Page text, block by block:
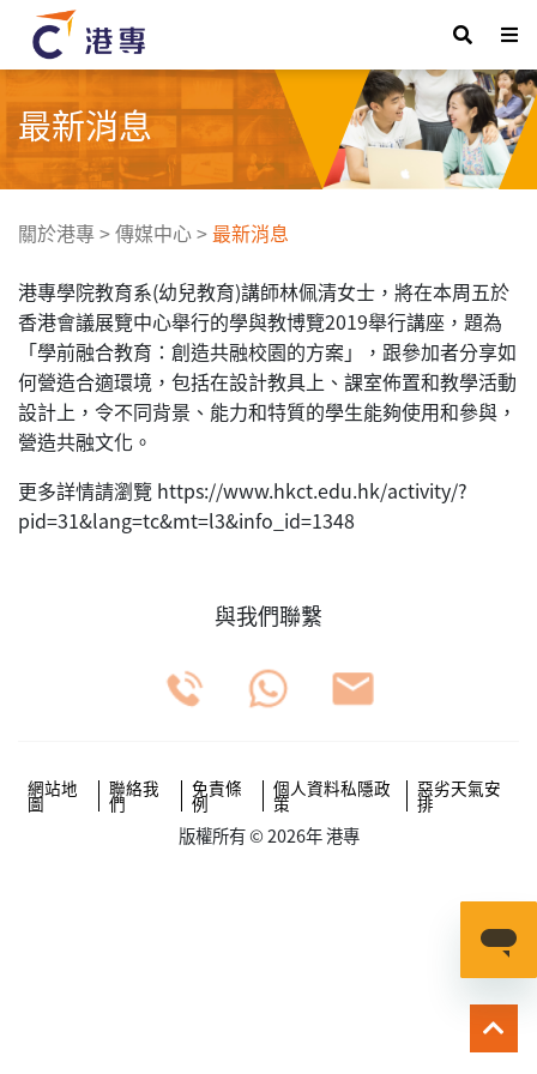
最新消息
關於港專>傳媒中心> 最新消息
港專學院教育系(幼兒教育)講師林佩清女士，將在本周五於
香港會議展覽中心舉行的學與教博覽2019舉行講座，題為
「學前融合教育：創造共融校園的方案」，跟參加者分享如
何營造合適環境，包括在設計教具上、課室佈置和教學活動
設計上，令不同背景、能力和特質的學生能夠使用和參與，
營造共融文化。
更多詳情請瀏覽 https://www.hkct.edu.hk/activity/?
pid=31&lang=tc&mt=l3&info_id=1348
與我們聯繫
網站地
圖
聯絡我
們
免責條
例
個人資料私隱政
策
惡劣天氣安
排
版權所有 © 2026年 港專